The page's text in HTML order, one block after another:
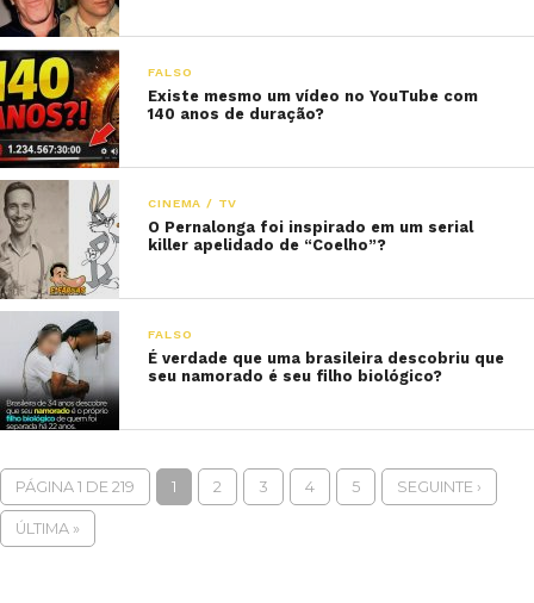
FALSO
Existe mesmo um vídeo no YouTube com
140 anos de duração?
CINEMA / TV
O Pernalonga foi inspirado em um serial
killer apelidado de “Coelho”?
FALSO
É verdade que uma brasileira descobriu que
seu namorado é seu filho biológico?
PÁGINA 1 DE 219 1 2 3 4 5 SEGUINTE ›
ÚLTIMA »